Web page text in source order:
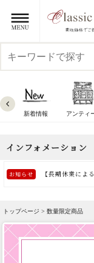
新着情報 アンティ
トップページ > 数量限定商品